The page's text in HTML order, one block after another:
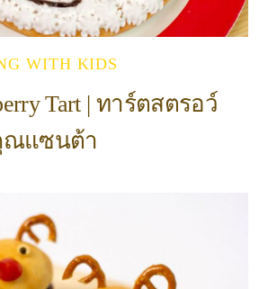
WITH KIDS
Tart | ทาร์ตสตรอว์
ณแซนต้า